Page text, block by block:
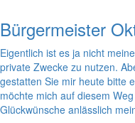
Bürgermeister
Eigentlich ist es ja nicht
private Zwecke zu nutzen.
gestatten Sie mir heute bitte
möchte mich auf diesem
Glückwünsche anlässlich